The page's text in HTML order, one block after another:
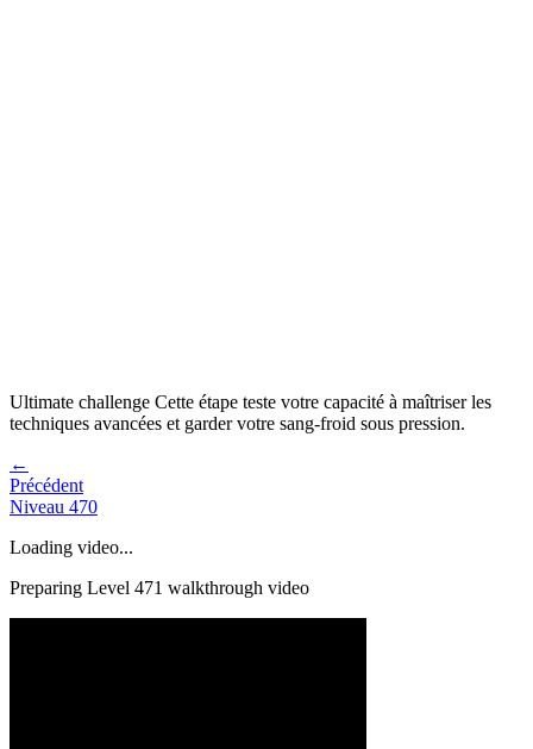
Ultimate challenge Cette étape teste votre capacité à maîtriser les
techniques avancées et garder votre sang-froid sous pression.
←
Précédent
Niveau 470
Loading video...
Preparing Level 471 walkthrough video